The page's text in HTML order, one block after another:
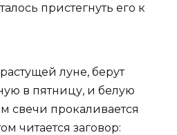
пристегнуть его к
луне, берут
в пятницу, и белую
свечи прокаливается
читается заговор: